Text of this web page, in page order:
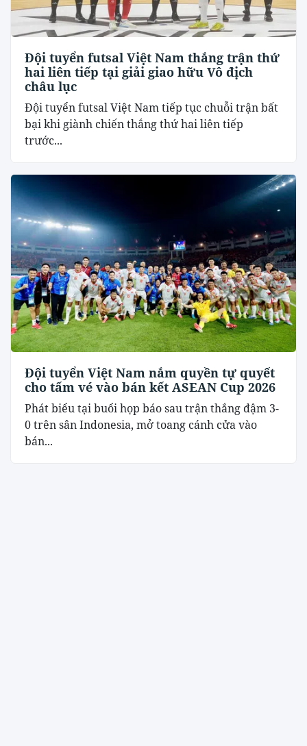
Đội tuyển futsal Việt Nam thắng trận thứ
hai liên tiếp tại giải giao hữu Vô địch
châu lục
Đội tuyển futsal Việt Nam tiếp tục chuỗi trận bất
bại khi giành chiến thắng thứ hai liên tiếp
trước...
Đội tuyển Việt Nam nắm quyền tự quyết
cho tấm vé vào bán kết ASEAN Cup 2026
Phát biểu tại buổi họp báo sau trận thắng đậm 3-
0 trên sân Indonesia, mở toang cánh cửa vào
bán...